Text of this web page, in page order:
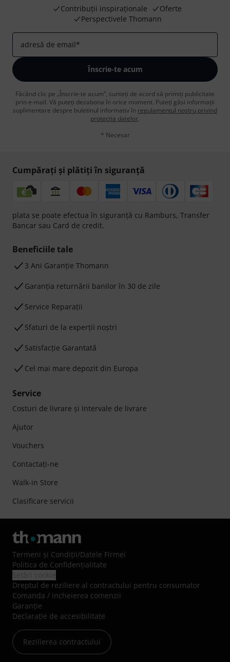
Contribuții inspiraționale
Oferte
Perspectivele Thomann
adresă de email*
Înscrie-te acum
Făcând clic pe „Înscrie-te acum”, sunteți de acord să primiți publicitate
prin e-mail. Vă puteți dezabona în orice moment. Puteți găsi informații
suplimentare despre buletinul informativ în regulamentul nostru privind
protecția datelor.
* Necesar
Cumpărați și plătiți în siguranță
plata se poate efectua în siguranță cu Ramburs, Transfer
Bancar sau Card de credit.
Beneficiile tale
3 Ani Garanție Thomann
Garanţia returnării banilor în 30 de zile
Service Reparații
Sfaturi de la experții noștri
Satisfacție Garantată
Cel mai mare depozit din Europa
Service
Costuri de livrare şi Intervale de livrare
Ajutor
Vouchers
Contactaţi-ne
Walk-in Store
Clasificare servicii
Termeni şi Condiţii/Datele Firmei
Politica de Confidenţialitate
Dreptul de reziliere al contractului pentru consumator
Comanda / incheierea comenzii
Garanție
Declarație de accesibilitate
Rezilierea contractului